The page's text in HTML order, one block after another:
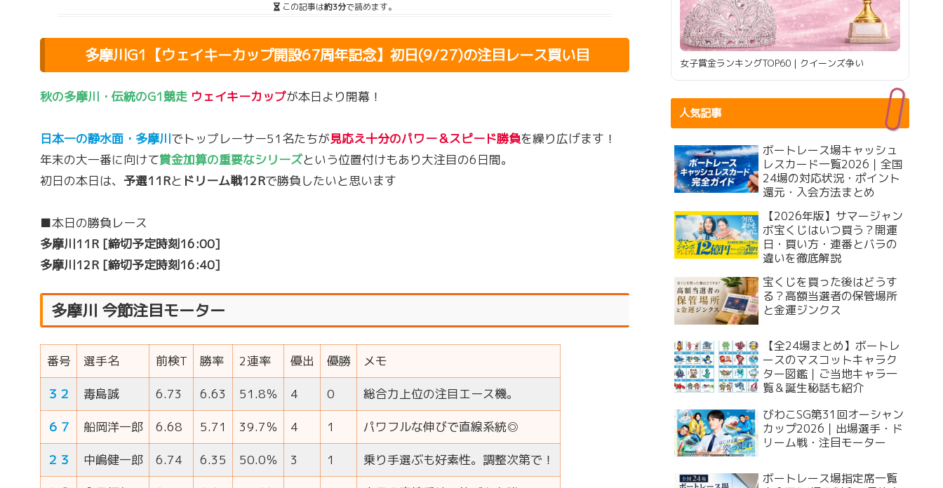
この記事は約3分で読めます。
多摩川G1【ウェイキーカップ開設67周年記念】初日(9/27)の注目レース買い目
秋の多摩川・伝統のG1競走 ウェイキーカップが本日より開幕！
日本一の静水面・多摩川でトップレーサー51名たちが見応え十分のパワー＆スピード勝負を繰り広げます！
年末の大一番に向けて賞金加算の重要なシリーズという位置付けもあり大注目の6日間。
初日の本日は、 予選11Rと ドリーム戦12Rで勝負したいと思います
■本日の勝負レース
多摩川11R [締切予定時刻16:00]
多摩川12R [締切予定時刻16:40]
多摩川 今節注目モーター
番号 選手名 前検T 勝率 2連率 優出 優勝 メモ
３２ 毒島誠 6.73 6.63 51.8％ 4 0 総合力上位の注目エース機。
６７ 船岡洋一郎 6.68 5.71 39.7％ 4 1 パワフルな伸びで直線系統◎
２３ 中嶋健一郎 6.74 6.35 50.0％ 3 1 乗り手選ぶも好素性。調整次第で！
女子賞金ランキングTOP60｜クイーンズ争い
人気記事
ボートレース場キャッシュ
レスカード一覧2026｜全国
24場の対応状況・ポイント
還元・入会方法まとめ
【2026年版】サマージャン
ボ宝くじはいつ買う？開運
日・買い方・連番とバラの
違いを徹底解説
宝くじを買った後はどうす
る？高額当選者の保管場所
と金運ジンクス
【全24場まとめ】ボートレ
ースのマスコットキャラク
ター図鑑｜ご当地キャラ一
覧＆誕生秘話も紹介
びわこSG第31回オーシャン
カップ2026｜出場選手・ド
リーム戦・注目モーター
ボートレース場指定席一覧